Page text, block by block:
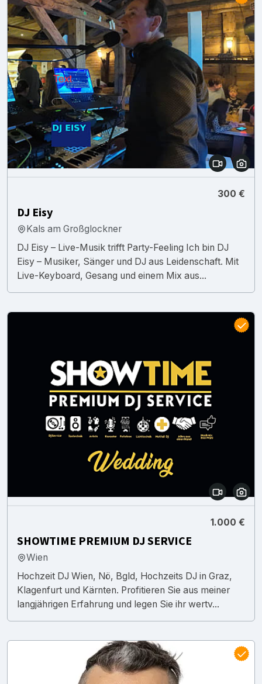
300 €
DJ Eisy
Kals am Großglockner
DJ Eisy – Live-Musik trifft Party-Feeling Ich bin DJ
Eisy – Musiker, Sänger und DJ aus Leidenschaft. Mit
Live-Keyboard, Gesang und einem Mix aus...
1.000 €
SHOWTIME PREMIUM DJ SERVICE
Wien
Hochzeit DJ Wien, Nö, Bgld, Hochzeits DJ in Graz,
Klagenfurt und Kärnten. Profitieren Sie aus meiner
langjährigen Erfahrung und legen Sie ihr wertv...